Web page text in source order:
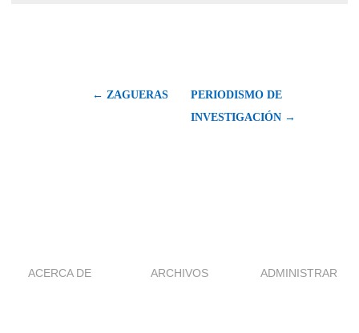
← ZAGUERAS
PERIODISMO DE
INVESTIGACIÓN →
ACERCA DE ARCHIVOS ADMINISTRAR